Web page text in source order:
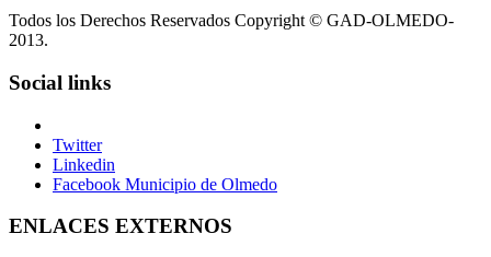
Todos los Derechos Reservados Copyright © GAD-OLMEDO-
2013.
Social links
Twitter
Linkedin
Facebook Municipio de Olmedo
ENLACES EXTERNOS